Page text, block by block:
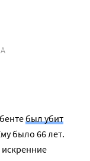
был убит
было 66 лет.